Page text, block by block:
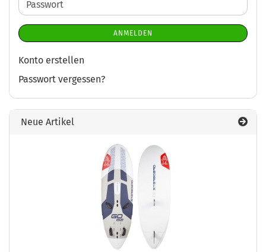
Passwort
ANMELDEN
Konto erstellen
Passwort vergessen?
Neue Artikel